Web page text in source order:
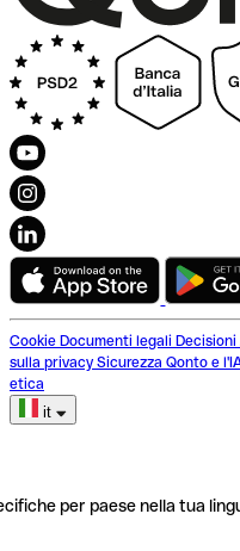
Cookie Documenti legali
sulla privacy Sicurezza Qonto e
etica
it
per paese nella tua